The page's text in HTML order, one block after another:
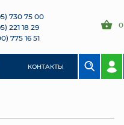
730 75 00
221 18 29
775 16 51
0
КОНТАКТЫ